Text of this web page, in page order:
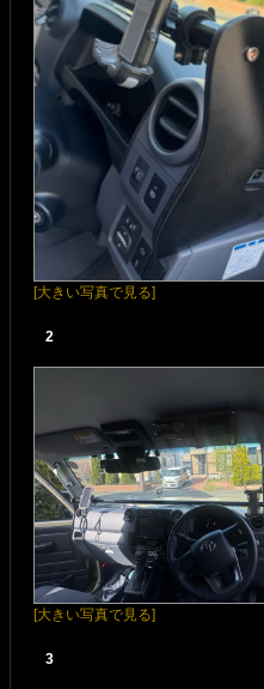
[大きい写真で見る]
2
[大きい写真で見る]
3